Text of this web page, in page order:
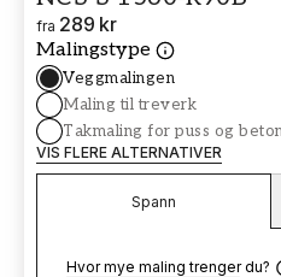
fra 289 kr
Malingstype
Veggmalingen
Maling til treverk
Takmaling for puss og
VIS FLERE ALTERNATIVER
Spann
Hvor mye maling trenger du?